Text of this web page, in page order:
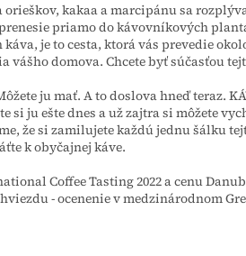
kakaa a marcipánu sa
priamo do kávovníkových
je to cesta, ktorá vás prevedie
domova. Chcete byť súčasťou
ju mať. A to doslova hneď teraz.
si ju ešte dnes a už zajtra si môžete
že si zamilujete každú jednu šálku
k obyčajnej káve.
Coffee Tasting 2022 a cenu
- ocenenie v medzinárodnom